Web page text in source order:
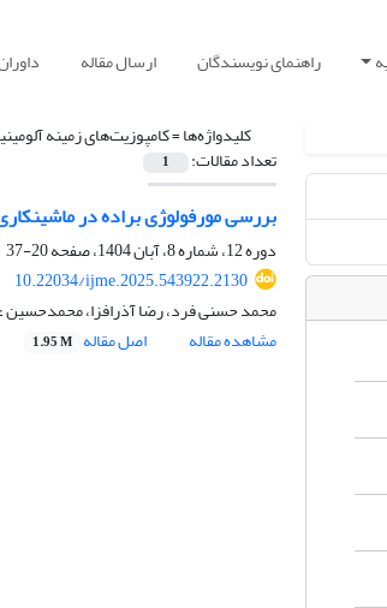
راهنمای نویسندگان ارسال مقاله
کلیدواژه‌ها =کامپوزیت‌های زمینه
تعداد مقالات: 1
بررسی مورفولوژی براده در ماشینکاری
دوره 12، شماره 8، آبان 1404، صفحه
20-37
10.22034/ijme.2025.543922.2130
محمد حسنی فرد، رضا آذرافزا، محمدحسین
مشاهده مقاله
اصل مقاله 1.95 M